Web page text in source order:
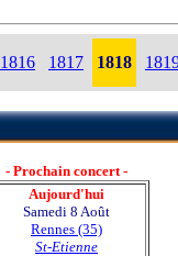
1816 1817 1818
- Prochain concert -
Aujourd'hui
Samedi 8 Août
Rennes (35)
St-Etienne